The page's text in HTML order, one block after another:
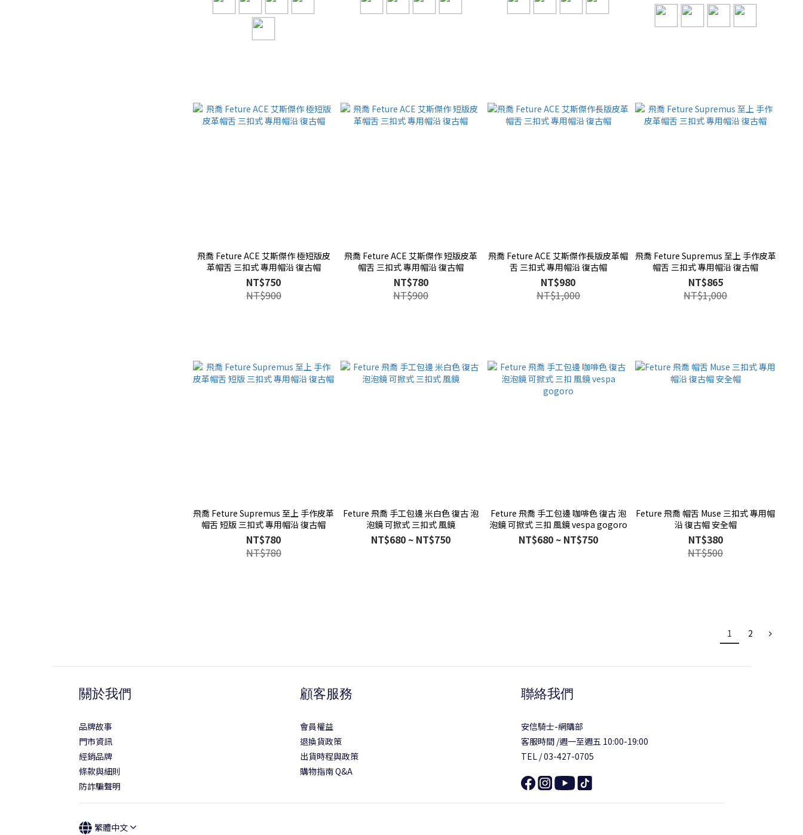
飛喬 Feture ACE 艾斯傑作 極短版皮
革帽舌 三扣式 專用帽沿 復古帽
NT$750
NT$900
飛喬 Feture ACE 艾斯傑作 短版皮革
帽舌 三扣式 專用帽沿 復古帽
NT$780
NT$900
飛喬 Feture ACE 艾斯傑作長版皮革帽
舌 三扣式 專用帽沿 復古帽
NT$980
NT$1,000
飛喬 Feture Supremus 至上 手作皮革
帽舌 三扣式 專用帽沿 復古帽
NT$865
NT$1,000
飛喬 Feture Supremus 至上 手作皮革
帽舌 短版 三扣式 專用帽沿 復古帽
NT$780
NT$780
Feture 飛喬 手工包邊 米白色 復古 泡
泡鏡 可掀式 三扣式 風鏡
NT$680 ~ NT$750
Feture 飛喬 手工包邊 咖啡色 復古 泡
泡鏡 可掀式 三扣 風鏡 vespa gogoro
NT$680 ~ NT$750
Feture 飛喬 帽舌 Muse 三扣式 專用帽
沿 復古帽 安全帽
NT$380
NT$500
1 2
關於我們
品牌故事
門市資訊
經銷品牌
條款與細則
防詐騙聲明
顧客服務
會員權益
退換貨政策
出貨時程與政策
購物指南 Q&A
聯絡我們
安信騎士-網購部
客服時間 /週一至週五 10:00-19:00
TEL / 03-427-0705
繁體中文